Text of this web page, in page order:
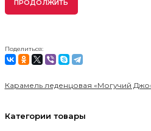
ПРОДОЛЖИТЬ
Поделиться:
Карамель леденцовая «Могучий
Категории товары